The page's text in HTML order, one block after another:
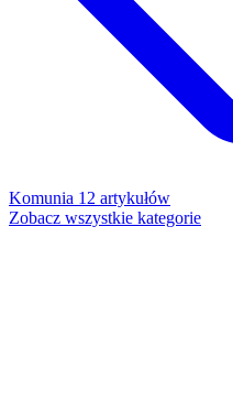
Komunia 12 artykułów
Zobacz wszystkie kategorie